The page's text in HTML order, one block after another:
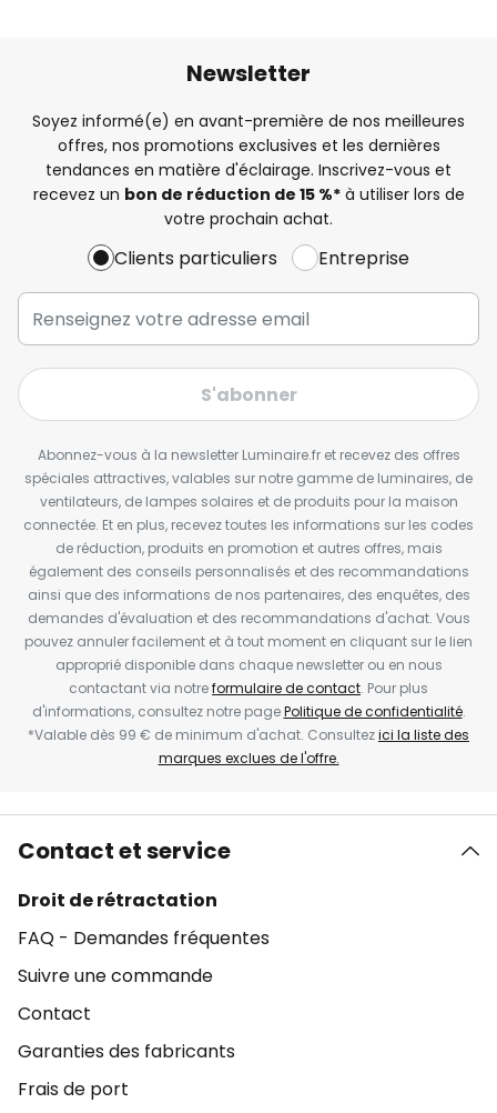
Newsletter
Soyez informé(e) en avant-première de nos meilleures
offres, nos promotions exclusives et les dernières
tendances en matière d'éclairage. Inscrivez-vous et
recevez un bon de réduction de 15 %*à utiliser lors de
votre prochain achat.
Clients particuliers Entreprise
S'abonner
Abonnez-vous à la newsletter Luminaire.fr et recevez des offres
spéciales attractives, valables sur notre gamme de luminaires, de
ventilateurs, de lampes solaires et de produits pour la maison
connectée. Et en plus, recevez toutes les informations sur les codes
de réduction, produits en promotion et autres offres, mais
également des conseils personnalisés et des recommandations
ainsi que des informations de nos partenaires, des enquêtes, des
demandes d'évaluation et des recommandations d'achat. Vous
pouvez annuler facilement et à tout moment en cliquant sur le lien
approprié disponible dans chaque newsletter ou en nous
contactant via notreformulaire de contact. Pour plus
d'informations, consultez notre pagePolitique de confidentialité.
*Valable dès 99 € de minimum d'achat. Consultezici la liste des
marques exclues de l'offre.
Contact et service
Droit de rétractation
FAQ - Demandes fréquentes
Suivre une commande
Contact
Garanties des fabricants
Frais de port